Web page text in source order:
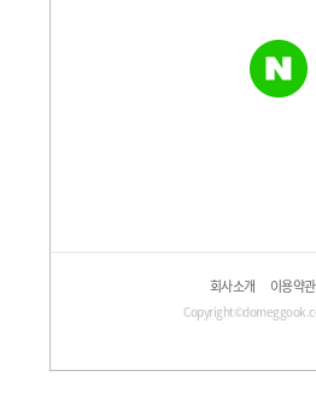
회사소개 이용약관